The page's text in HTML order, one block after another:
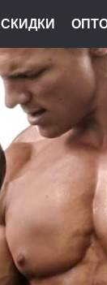
СКИДКИ